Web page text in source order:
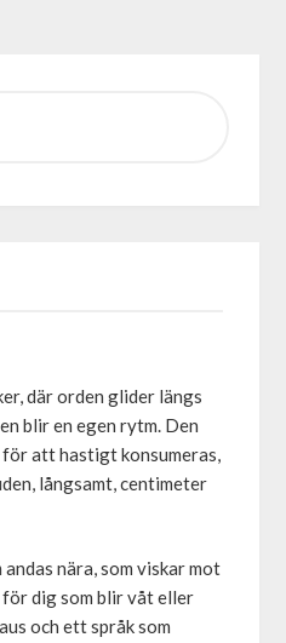
där orden glider längs
blir en egen rytm. Den
att hastigt konsumeras,
långsamt, centimeter
nära, som viskar mot
dig som blir våt eller
och ett språk som